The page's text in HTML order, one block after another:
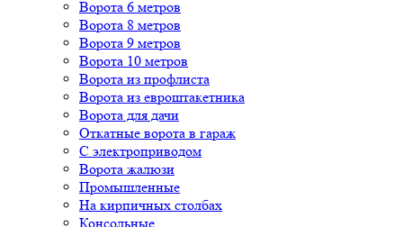
Ворота 6 метров
Ворота 8 метров
Ворота 9 метров
Ворота 10 метров
Ворота из профлиста
Ворота из евроштакетника
Ворота для дачи
Откатные ворота в гараж
С электроприводом
Ворота жалюзи
Промышленные
На кирпичных столбах
Консольные